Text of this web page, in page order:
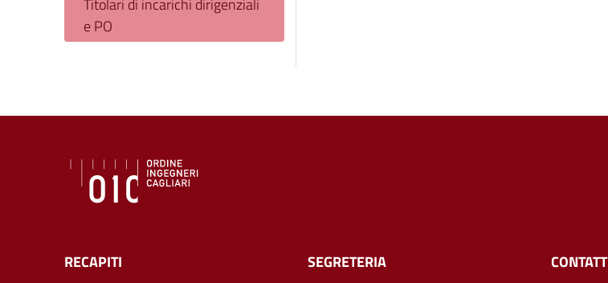
Titolari di incarichi dirigenziali
e PO
RECAPITI SEGRETERIA